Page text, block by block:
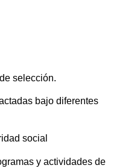
selección.
bajo diferentes
social
y actividades de